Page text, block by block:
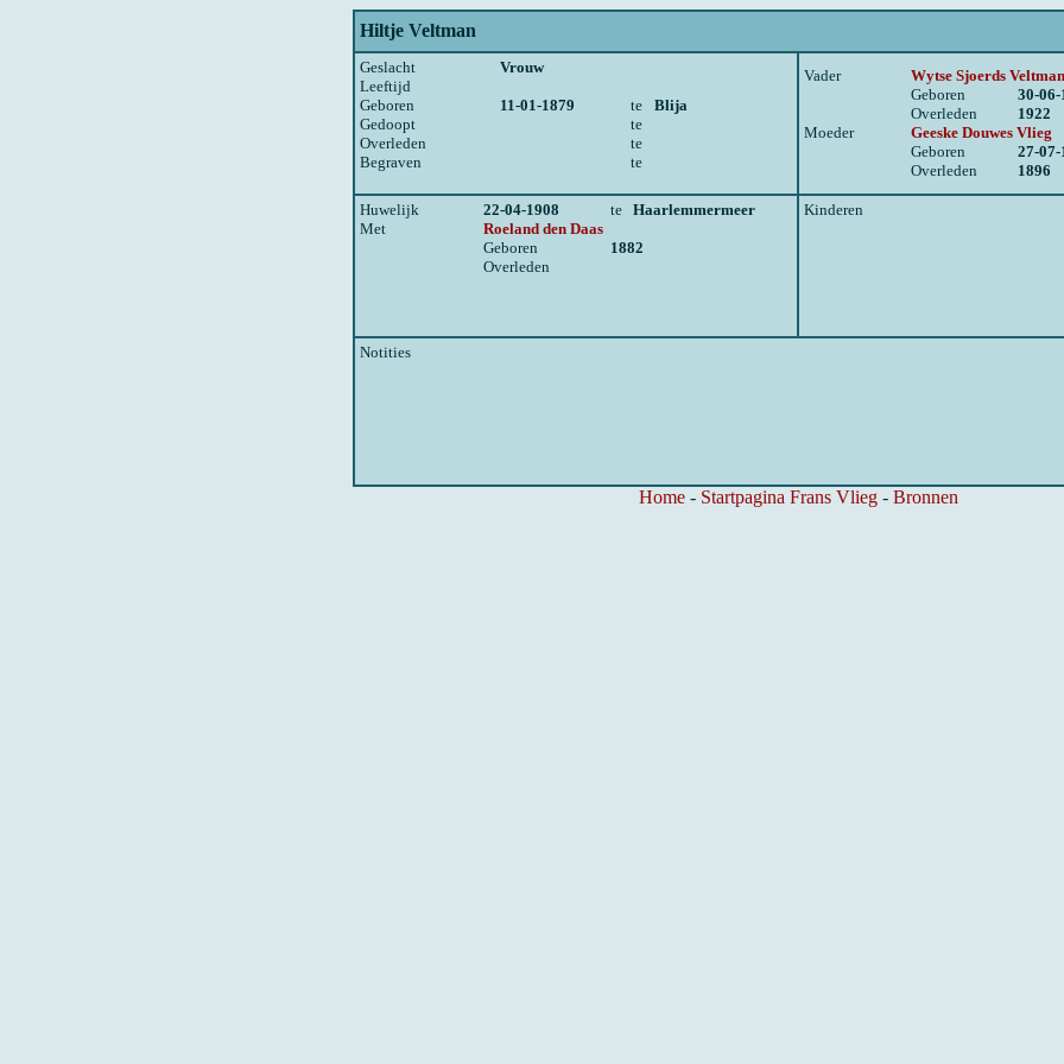
Hiltje Veltman
Geslacht
Vrouw
Leeftijd
Geboren
11-01-1879 te
Blija
Gedoopt
te
Overleden
te
Begraven
te
Vader
Wytse Sjoerds Veltman
Geboren
30-06-
Overleden
1922
Moeder
Geeske Douwes Vlieg
Geboren
27-07-
Overleden
1896
Huwelijk 22-04-1908 te Haarlemmermeer
Met
Roeland den Daas
Geboren
1882
Overleden
Kinderen
Notities
Home- Startpagina Frans Vlieg- Bronnen